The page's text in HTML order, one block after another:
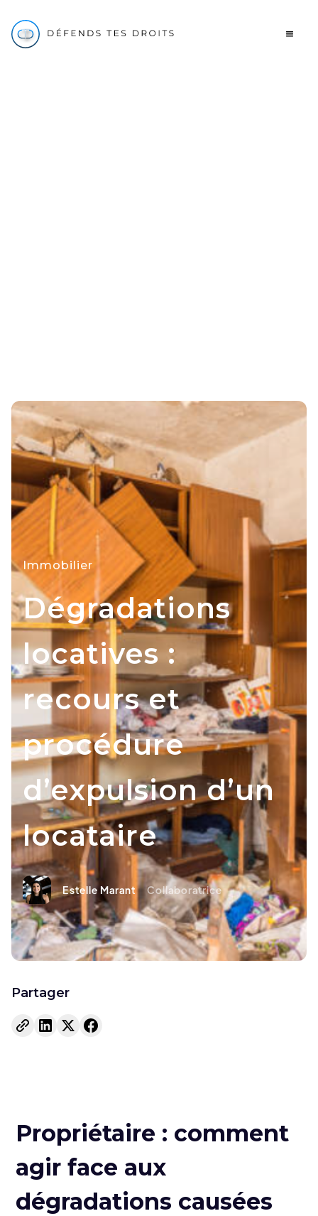
Immobilier
Dégradations
locatives :
recours et
procédure
d’expulsion d’un
locataire
Estelle Marant Collaboratrice
Partager
Propriétaire : comment
agir face aux
dégradations causées